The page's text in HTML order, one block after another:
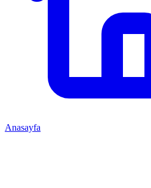
Anasayfa